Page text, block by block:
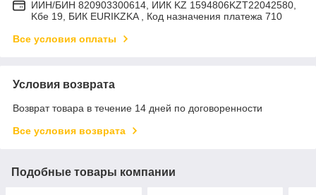
ИИН/БИН 820903300614, ИИК KZ 1594806KZT22042580,
Kбе 19, БИК EURIKZKA , Код назначения платежа 710
Все условия оплаты
Условия возврата
Возврат товара в течение 14 дней по договоренности
Все условия возврата
Подобные товары компании